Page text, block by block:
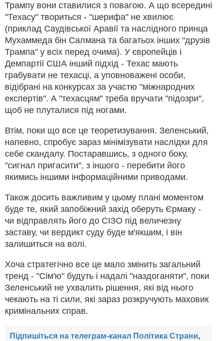
Трампу вони ставилися з повагою. А що всередині
"Техасу" твориться - "шерифа" не хвилює
(приклад Саудівської Аравії та наслідного принца
Мухаммеда бін Салмана та багатьох інших "друзів
Трампа" у всіх перед очима). У європейців і
Демпартії США інший підхід - Техас мають
грабувати не техасці, а уповноважені особи,
відібрані на конкурсах за участю "міжнародних
експертів". А "техасцям" треба вручати "підозри",
щоб не плуталися під ногами.
Втім, поки що все це теоретизування. Зеленський,
напевно, спробує зараз мінімізувати наслідки для
себе скандалу. Постаравшись, з одного боку,
"сигнал пригасити", з іншого - перебити його
якимись іншими інформаційними приводами.
Також досить важливим у цьому плані моментом
буде те, який запобіжний захід оберуть Єрмаку -
чи відправлять його до СІЗО під величезну
заставу, чи вердикт суду буде м'якшим, і він
залишиться на волі.
Хоча стратегічно все це мало змінить загальний
тренд - "Сім'ю" будуть і надалі "наздоганяти", поки
Зеленський не ухвалить рішення, які від нього
чекають на ті сили, які зараз розкручують маховик
кримінальних справ.
Підпишіться на телеграм-канал Політика Страни,